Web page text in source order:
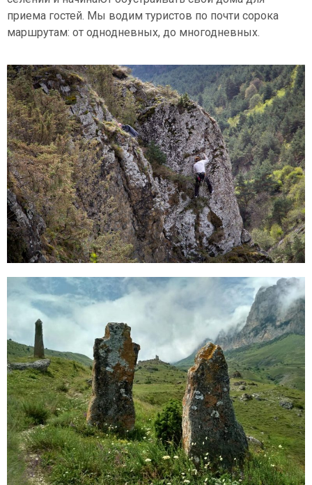
приема гостей. Мы водим туристов по почти сорока
маршрутам: от однодневных, до многодневных.